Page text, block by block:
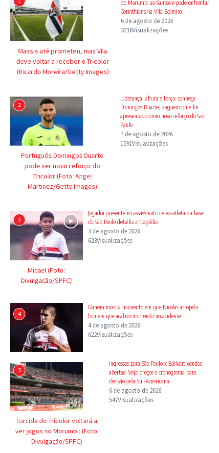
Massis até prometeu, mas Vila
deve voltar a receber o Tricolor
(Ricardo Moreira/Getty Images)
do Morumbi ao Santos e pode enfrentar
Corinthians na Vila Belmiro
6 de agosto de 2026
3218Visualizações
2
Português Domingos Duarte
pode ser novo reforço do
Tricolor (Foto: Angel
Martinez/Getty Images)
Liderança, altura e força: conheça
Domingos Duarte, zagueiro que foi
apresentado como novo reforço do São
Paulo
7 de agosto de 2026
1591Visualizações
3
Micael (Foto:
Divulgação/SPFC)
Jogador presente no assassinato de ex-atleta da base
do São Paulo detalha a tragédia
3 de agosto de 2026
623Visualizações
4
Câmera mostra momento em que Nicolas atropela
homem que acabou morrendo no acidente
4 de agosto de 2026
622Visualizações
5
Torcida do Tricolor voltará a
ver jogos no Morumbi: (Foto:
Divulgação/SPFC)
Ingressos para São Paulo x Bolívar: vendas
abertas! Veja preços e cronograma para
decisão pela Sul-Americana
6 de agosto de 2026
547Visualizações